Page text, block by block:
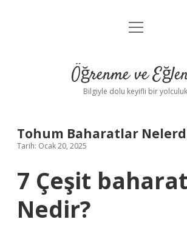
Anasayfa
Yasal Uyarı
menüyü
Öğrenme ve
Bilgiyle dolu keyifli bir
Tohum Baharatlar
Tarih: Ocak 20, 2025
7 Çeşit
Nedir?